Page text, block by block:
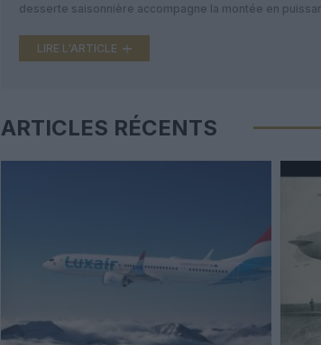
desserte saisonnière accompagne la montée en
ajoutera Chicago-O’Hare […]
LIRE L'ARTICLE
ARTICLES RÉCENTS